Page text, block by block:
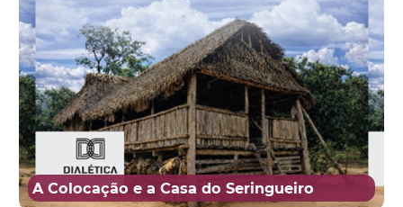
A Colocação e a Casa do Seringueiro